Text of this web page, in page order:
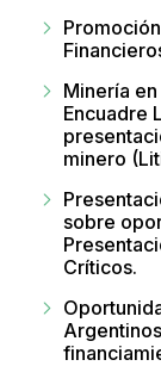
Minería
Encuadre
minero
sobre
Críticos.